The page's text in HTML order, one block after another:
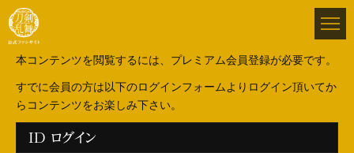
本コンテンツを閲覧するには、プレミアム会員登録が必要です。
すでに会員の方は以下のログインフォームよりログイン頂いてか
らコンテンツをお楽しみ下さい。
ID ログイン